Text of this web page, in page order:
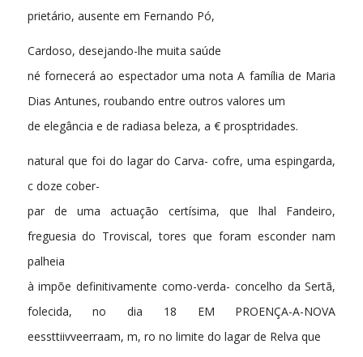
prietário, ausente em Fernando Pó,
Cardoso, desejando-lhe muita saúde
né fornecerá ao espectador uma nota A família de Maria
Dias Antunes, roubando entre outros valores um
de elegância e de radiasa beleza, a € prosptridades.
natural que foi do lagar do Carva- cofre, uma espingarda,
c doze cober-
par de uma actuação certísima, que lhal Fandeiro,
freguesia do Troviscal, tores que foram esconder nam
palheia
à impõe definitivamente como-verda- concelho da Sertã,
folecida, no dia 18 EM PROENÇA-A-NOVA
eessttiivveerraam, m, ro no limite do lagar de Relva que